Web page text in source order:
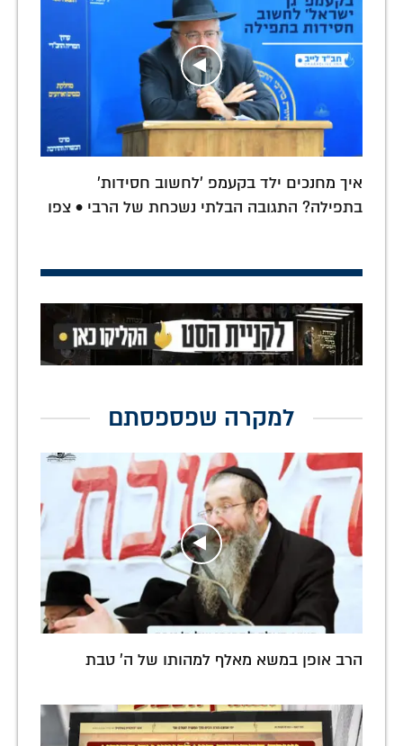
איך מחנכים ילד בקעמפ 'לחשוב חסידות'
בתפילה? התגובה הבלתי נשכחת של הרבי • צפו
למקרה שפספסתם
הרב אופן במשא מאלף למהותו של ה' טבת